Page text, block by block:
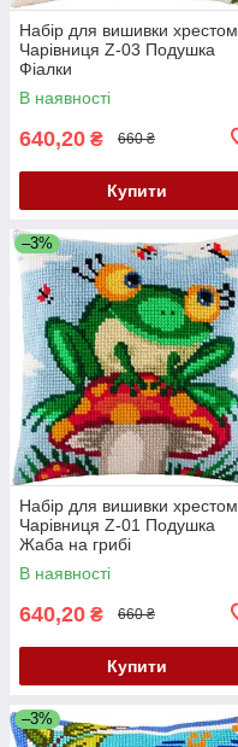
Набір для вишивки хрестом
Чарівниця Z-03 Подушка
Фіалки
В наявності
640,20 ₴ 660 ₴
Купити
–3%
Набір для вишивки хрестом
Чарівниця Z-01 Подушка
Жаба на грибі
В наявності
640,20 ₴ 660 ₴
Купити
–3%